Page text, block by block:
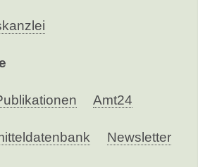
Amt24
Newsletter